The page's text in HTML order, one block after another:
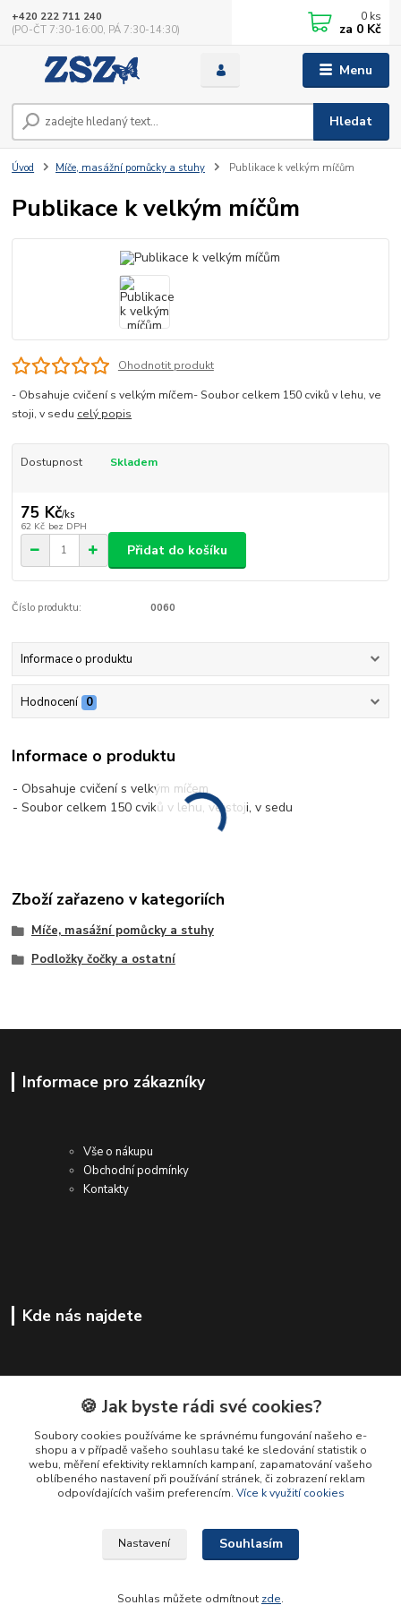
Menu
Hledat
+420 222 711 240
(PO-ČT 7:30-16:00, PÁ 7:30-14:30)
0 ks
za 0 Kč
Úvod Míče, masážní pomůcky a stuhy Publikace k velkým míčům
Publikace k velkým míčům
Ohodnotit produkt
- Obsahuje cvičení s velkým míčem- Soubor celkem 150 cviků v lehu, ve
stoji, v sedu celý popis
Dostupnost Skladem
75 Kč/ks
62 Kč bez DPH
Přidat do košíku
Číslo produktu: 0060
Informace o produktu
Hodnocení 0
Informace o produktu
- Obsahuje cvičení s velkým míčem
- Soubor celkem 150 cviků v lehu, ve stoji, v sedu
Zboží zařazeno v kategoriích
Míče, masážní pomůcky a stuhy
Podložky čočky a ostatní
Informace pro zákazníky
Vše o nákupu
Obchodní podmínky
Kontakty
Kde nás najdete
🍪 Jak byste rádi své cookies?
Soubory cookies používáme ke správnému fungování našeho e-
shopu a v případě vašeho souhlasu také ke sledování statistik o
webu, měření efektivity reklamních kampaní, zapamatování vašeho
oblíbeného nastavení při používání stránek, či zobrazení reklam
odpovídajících vašim preferencím. Více k využití cookies
Nastavení Souhlasím
Souhlas můžete odmítnout zde.